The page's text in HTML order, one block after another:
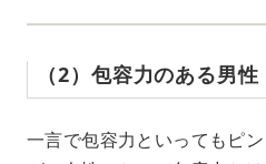
（2）包容力のある男性
一言で包容力といってもピ